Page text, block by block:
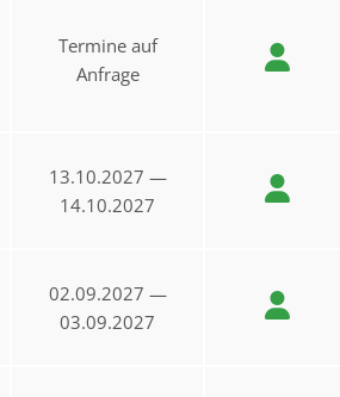
Termine auf
Anfrage
13.10.2027 —
14.10.2027
02.09.2027 —
03.09.2027